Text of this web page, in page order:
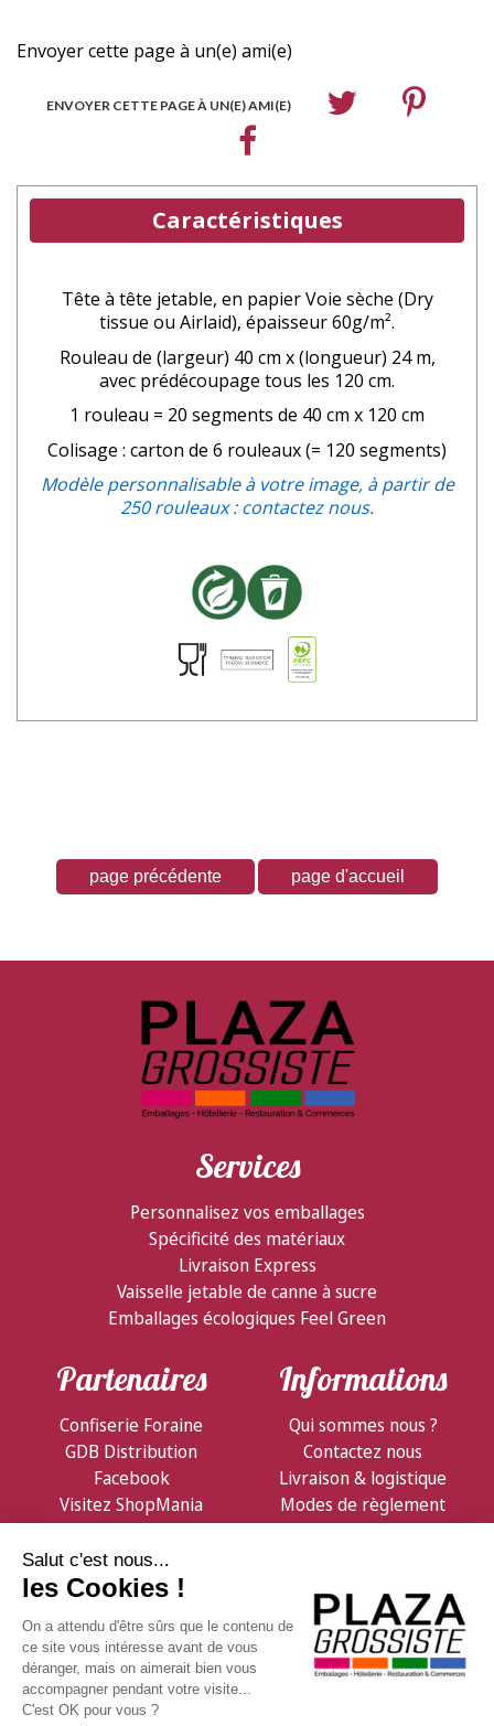
Envoyer cette page à un(e) ami(e)
ENVOYER CETTE PAGE À UN(E) AMI(E)
Caractéristiques
Tête à tête jetable, en papier Voie sèche (Dry
tissue ou Airlaid), épaisseur 60g/m².
Rouleau de (largeur) 40 cm x (longueur) 24 m,
avec prédécoupage tous les 120 cm.
1 rouleau = 20 segments de 40 cm x 120 cm
Colisage : carton de 6 rouleaux (= 120 segments)
Modèle personnalisable à votre image, à partir de
250 rouleaux : contactez nous.
Services
Personnalisez vos emballages
Spécificité des matériaux
Livraison Express
Vaisselle jetable de canne à sucre
Emballages écologiques Feel Green
Partenaires
Confiserie Foraine
GDB Distribution
Facebook
Visitez ShopMania
Informations
Qui sommes nous ?
Contactez nous
Livraison & logistique
Modes de règlement
Conditions de vente
Notre Newsletter
Et consultez nos offres promotionnelles en avant-
première